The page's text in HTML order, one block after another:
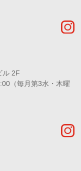
ル 2F
（毎月第3水・木曜